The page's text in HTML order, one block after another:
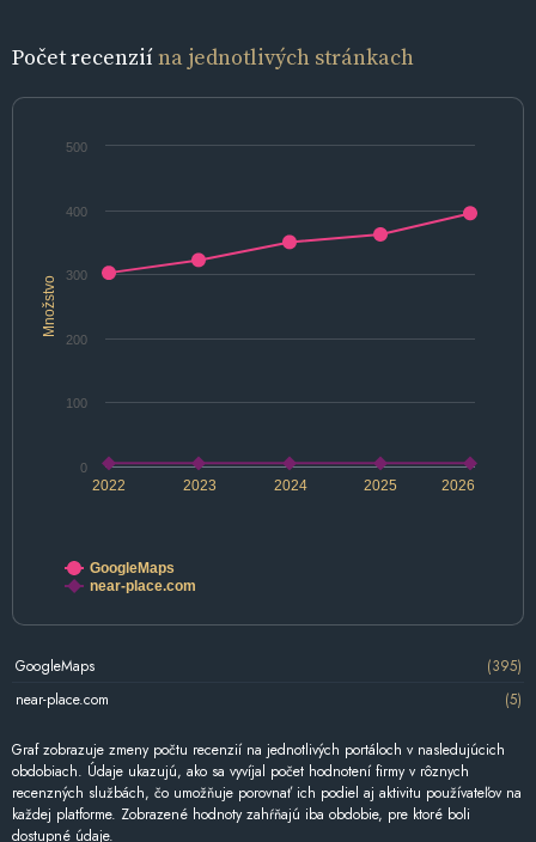
Počet recenziína jednotlivých stránkach
Množstvo
2022 2024 2026
2023 2025
0
100
200
300
400
500
GoogleMaps
near-place.com
GoogleMaps
(395)
near-place.com
(5)
Graf zobrazuje zmeny počtu recenzií na jednotlivých portáloch v nasledujúcich
obdobiach. Údaje ukazujú, ako sa vyvíjal počet hodnotení firmy v rôznych
recenzných službách, čo umožňuje porovnať ich podiel aj aktivitu používateľov na
každej platforme. Zobrazené hodnoty zahŕňajú iba obdobie, pre ktoré boli
dostupné údaje.